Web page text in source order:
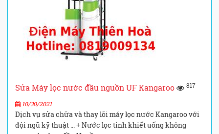
Sửa Máy lọc nước đầu nguồn UF Kangaroo 817
10/30/2021
Dịch vụ sửa chữa và thay lõi máy lọc nước Kangaroo với
đội ngũ kỹ thuật ... + Nước lọc tinh khiết uống không